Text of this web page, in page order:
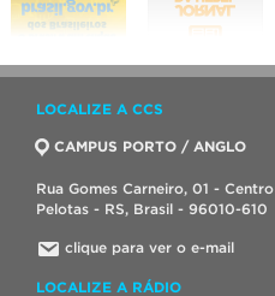
LOCALIZE A CCS
CAMPUS PORTO / ANGLO
Rua Gomes Carneiro, 01 - Centro
Pelotas - RS, Brasil - 96010-610
clique para ver o e-mail
LOCALIZE A RÁDIO